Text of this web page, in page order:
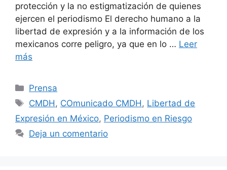
protección y la no estigmatización de quienes
ejercen el periodismo El derecho humano a la
libertad de expresión y a la información de los
mexicanos corre peligro, ya que en lo … Leer
más
Prensa
CMDH , COmunicado CMDH , Libertad de
Expresión en México, Periodismo en Riesgo
Deja un comentario